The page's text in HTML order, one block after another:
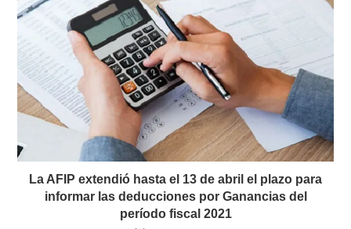
La AFIP extendió hasta el 13 de abril el plazo para
informar las deducciones por Ganancias del
período fiscal 2021